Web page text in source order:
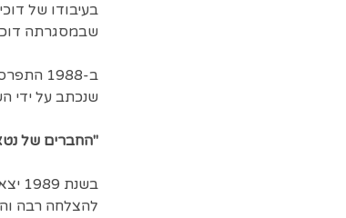
בעיבודו של
שבמסגרתה
ב-
שנכתב על ידי
"החברים של
להצלחה רבה